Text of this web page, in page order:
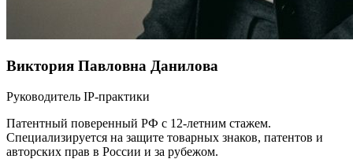
Виктория Павловна Данилова
Руководитель IP-практики
Патентный поверенный РФ с 12-летним стажем.
Специализируется на защите товарных знаков, патентов и
авторских прав в России и за рубежом.